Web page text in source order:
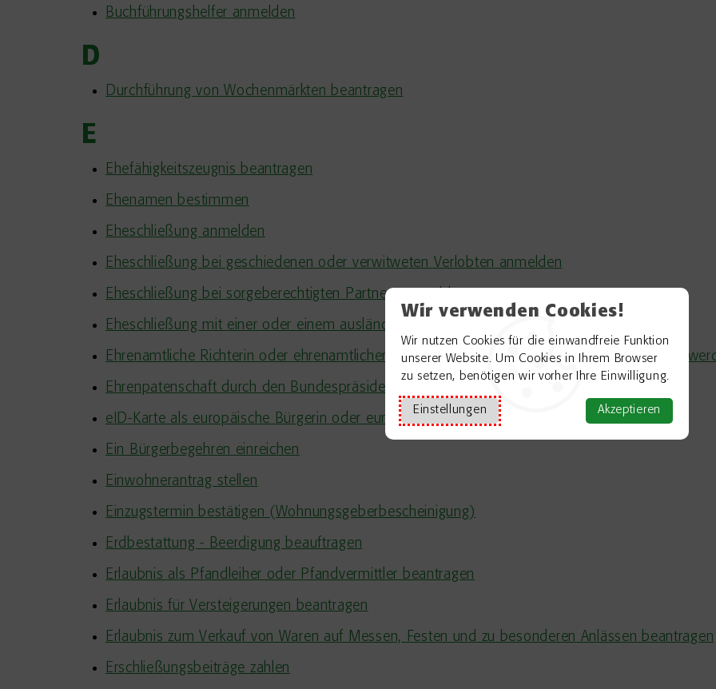
Wir verwenden Cookies!
Wir nutzen Cookies für die einwandfreie Funktion
unserer Website. Um Cookies in Ihrem Browser
zu setzen, benötigen wir vorher Ihre Einwilligung.
Einstellungen Akzeptieren
Buchführungshelfer anmelden
D
Durchführung von Wochenmärkten beantragen
E
Ehefähigkeitszeugnis beantragen
Ehenamen bestimmen
Eheschließung anmelden
Eheschließung bei geschiedenen oder verwitweten Verlobten anmelden
Eheschließung bei sorgeberechtigten Partnern anmelden
Eheschließung mit einer oder einem ausländischen Staatsangehörigen anmelden
Ehrenamtliche Richterin oder ehrenamtlicher Richter (Schöffen) beim Strafgericht - berufen
Ehrenpatenschaft durch den Bundespräsidenten beantragen
eID-Karte als europäische Bürgerin oder europäischer Bürger beantragen
Ein Bürgerbegehren einreichen
Einwohnerantrag stellen
Einzugstermin bestätigen (Wohnungsgeberbescheinigung)
Erdbestattung - Beerdigung beauftragen
Erlaubnis als Pfandleiher oder Pfandvermittler beantragen
Erlaubnis für Versteigerungen beantragen
Erlaubnis zum Verkauf von Waren auf Messen, Festen und zu besonderen Anlässen beantragen
Erschließungsbeiträge zahlen